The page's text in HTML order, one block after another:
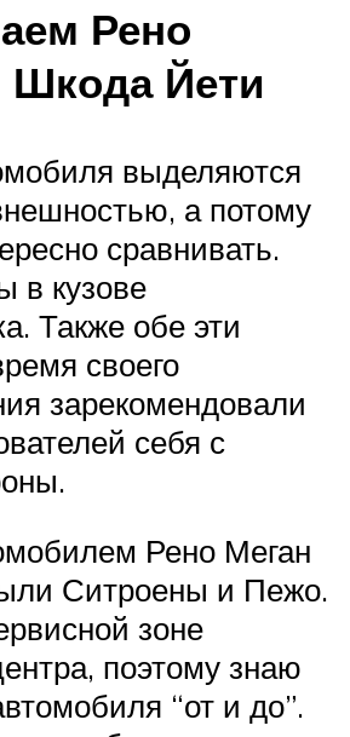
Рено
Шкода Йети
выделяются
а потому
сравнивать.
в кузове
Также обе эти
своего
зарекомендовали
себя с
Рено Меган
Ситроены и Пежо.
зоне
поэтому знаю
“от и до”.